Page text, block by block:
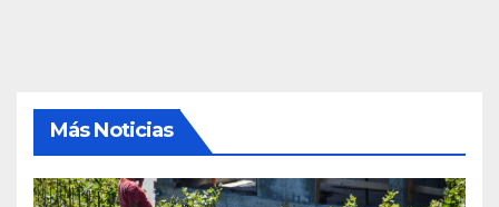
Más Noticias